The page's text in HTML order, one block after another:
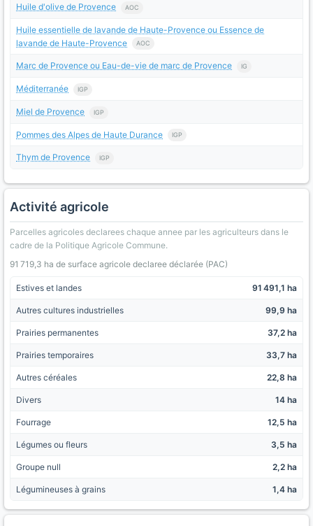
Huile d'olive de Provence AOC
Huile essentielle de lavande de Haute-Provence ou Essence de
lavande de Haute-Provence
AOC
Marc de Provence ou Eau-de-vie de marc de Provence IG
Méditerranée IGP
Miel de Provence IGP
Pommes des Alpes de Haute Durance IGP
Thym de Provence IGP
Activité agricole
Parcelles agricoles declarees chaque annee par les agriculteurs dans le
cadre de la Politique Agricole Commune.
91 719,3 ha de surface agricole declaree déclarée (PAC)
Estives et landes 91 491,1 ha
Autres cultures industrielles 99,9 ha
Prairies permanentes 37,2 ha
Prairies temporaires 33,7 ha
Autres céréales 22,8 ha
Divers 14 ha
Fourrage 12,5 ha
Légumes ou fleurs 3,5 ha
Groupe null 2,2 ha
Légumineuses à grains 1,4 ha